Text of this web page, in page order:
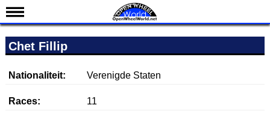
Nieuws
Kalender
Uitslagen
Chet Fillip
Nationaliteit: Verenigde Staten
Races: 11